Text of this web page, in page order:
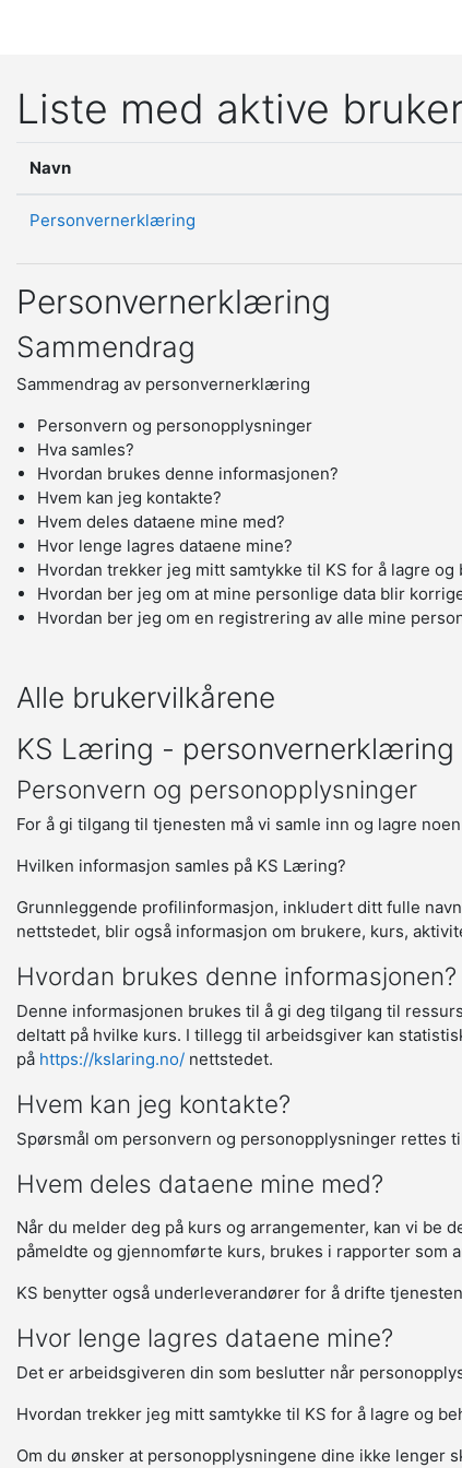
Liste med aktive
Navn
Personvernerklæring
Personvernerklæring
Sammendrag
Sammendrag av personvernerklæring
Personvern og personopplysninger
Hva samles?
Hvordan brukes denne informasjonen?
Hvem kan jeg kontakte?
Hvem deles dataene mine med?
Hvor lenge lagres dataene mine?
Hvordan trekker jeg mitt samtykke til KS for å lagre
Hvordan ber jeg om at mine personlige data blir
Hvordan ber jeg om en registrering av alle mine
Alle brukervilkårene
KS Læring - personvernerklæring
Personvern og personopplysninger
For å gi tilgang til tjenesten må vi samle inn og lagre
Hvilken informasjon samles på KS Læring?
Grunnleggende profilinformasjon, inkludert ditt fulle
nettstedet, blir også informasjon om brukere, kurs,
Hvordan brukes denne informasjonen?
Denne informasjonen brukes til å gi deg tilgang til
deltatt på hvilke kurs. I tillegg til arbeidsgiver kan
på https://kslaring.no/ nettstedet.
Hvem kan jeg kontakte?
Spørsmål om personvern og personopplysninger rettes
Hvem deles dataene mine med?
Når du melder deg på kurs og arrangementer, kan vi
påmeldte og gjennomførte kurs, brukes i rapporter som
KS benytter også underleverandører for å drifte
Hvor lenge lagres dataene mine?
Det er arbeidsgiveren din som beslutter når
Hvordan trekker jeg mitt samtykke til KS for å lagre og
Om du ønsker at personopplysningene dine ikke lenger